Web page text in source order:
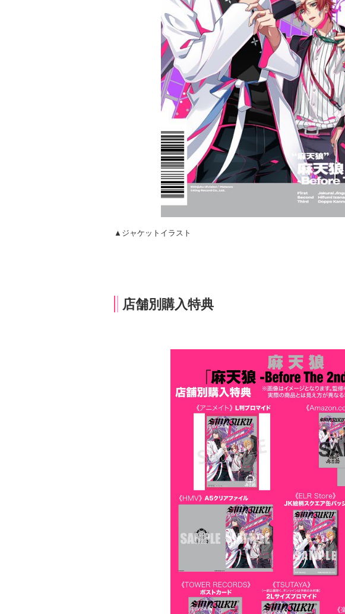
▲ジャケットイラスト
店舗別購入特典